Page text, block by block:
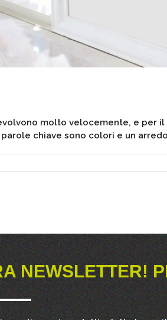
molto velocemente, e per
chiave sono colori e un
NEWSLETTER!